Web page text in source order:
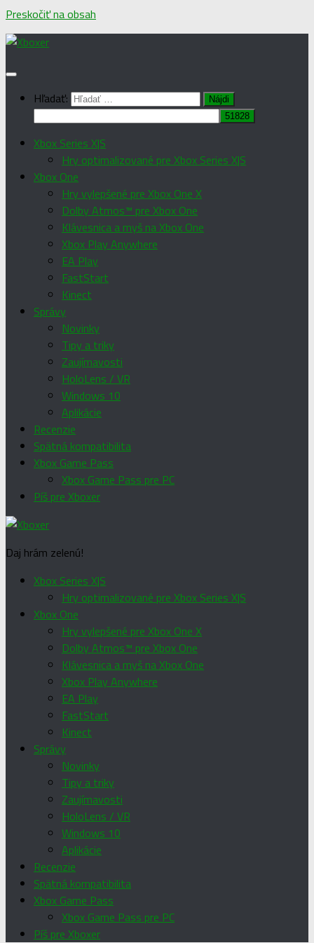
Preskočiť na obsah
Hľadať:
Xbox Series X|S
Hry optimalizované pre Xbox Series X|S
Xbox One
Hry vylepšené pre Xbox One X
Dolby Atmos™ pre Xbox One
Klávesnica a myš na Xbox One
Xbox Play Anywhere
EA Play
FastStart
Kinect
Správy
Novinky
Tipy a triky
Zaujímavosti
HoloLens / VR
Windows 10
Aplikácie
Recenzie
Spätná kompatibilita
Xbox Game Pass
Xbox Game Pass pre PC
Píš pre Xboxer
Daj hrám zelenú!
Xbox Series X|S
Hry optimalizované pre Xbox Series X|S
Xbox One
Hry vylepšené pre Xbox One X
Dolby Atmos™ pre Xbox One
Klávesnica a myš na Xbox One
Xbox Play Anywhere
EA Play
FastStart
Kinect
Správy
Novinky
Tipy a triky
Zaujímavosti
HoloLens / VR
Windows 10
Aplikácie
Recenzie
Spätná kompatibilita
Xbox Game Pass
Xbox Game Pass pre PC
Píš pre Xboxer